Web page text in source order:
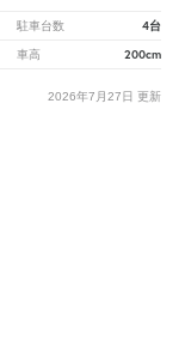
駐車台数 4台
車高 200cm
2026年7月27日 更新